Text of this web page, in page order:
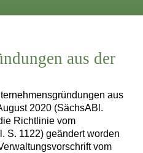
aus der
aus
2020 (SächsABl.
Richtlinie vom
S. 1122) geändert worden
vom